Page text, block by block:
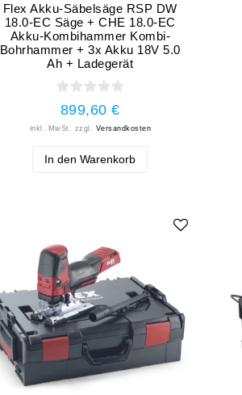
Flex Akku-Säbelsäge RSP DW
18.0-EC Säge + CHE 18.0-EC
Akku-Kombihammer Kombi-
Bohrhammer + 3x Akku 18V 5.0
Ah + Ladegerät
899,60 €
inkl. MwSt. zzgl. Versandkosten
In den Warenkorb